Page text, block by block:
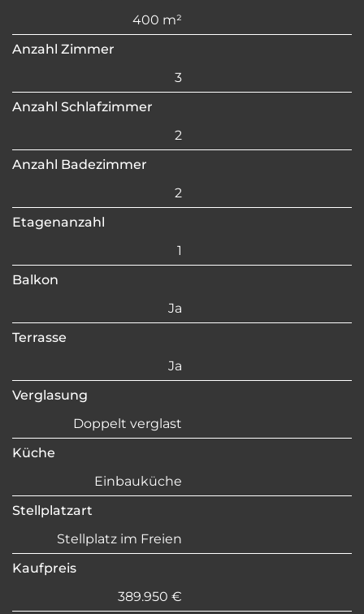
400 m²
Anzahl Zimmer
3
Anzahl Schlafzimmer
2
Anzahl Badezimmer
2
Etagenanzahl
1
Balkon
Ja
Terrasse
Ja
Verglasung
Doppelt verglast
Küche
Einbauküche
Stellplatzart
Stellplatz im Freien
Kaufpreis
389.950 €